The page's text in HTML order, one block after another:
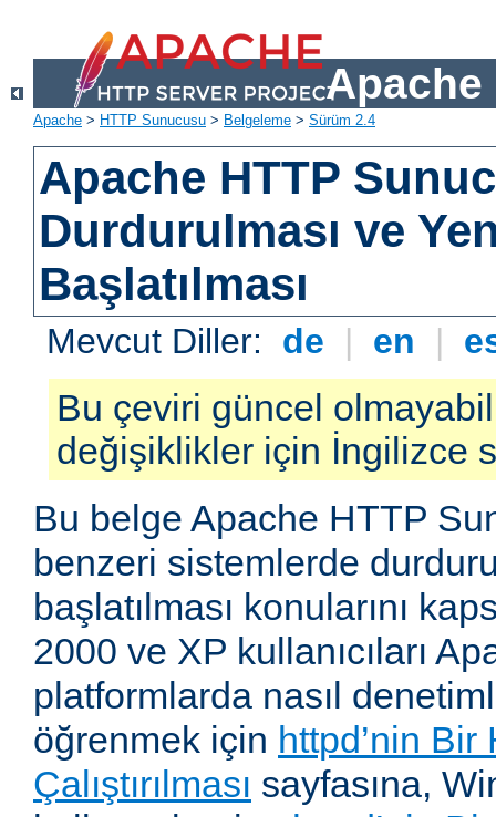
Apache
Apache > HTTP Sunucusu > Belgeleme > Sürüm 2.4
Apache HTTP
Durdurulması ve
Başlatılması
Mevcut Diller: de | en |
Bu çeviri güncel
değişiklikler için İngilizce
Bu belge Apache HTTP
benzeri sistemlerde
başlatılması konularını
2000 ve XP kullanıcıları
platformlarda nasıl
öğrenmek için httpd’nin
Çalıştırılması sayfasına,